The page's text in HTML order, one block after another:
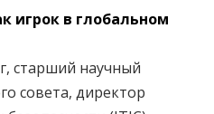
игрок в глобальном
старший научный
совета, директор